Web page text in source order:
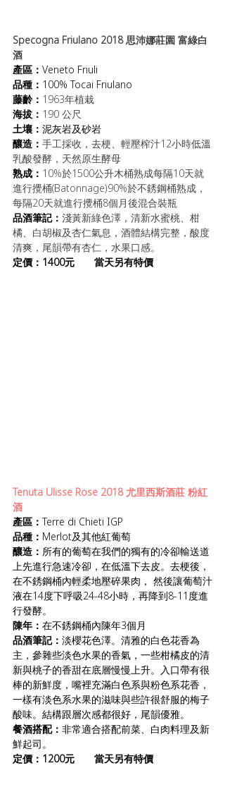
Specogna Friulano 2018 思沛娜莊園 富綠白
酒
產區： Veneto Friuli
品種： 100% Tocai Friulano
藤齡： 1963年植栽
海拔： 190 公尺
土壤： 泥灰岩及砂岩
釀造： 手工採收，去梗、輕壓榨汁12小時低溫
乳酸發酵，天然原生酵母
熟成： 10%於1500公升木桶熟成每隔10天就
進行攪桶(Batonnage)90%於不銹鋼桶熟成，
每隔20天就進行攪桶8個月後混合裝瓶
品酒筆記： 淺黃新綠色澤，清新水蜜桃、柑
橘、白胡椒及杏仁氣息，酒體結構完整，酸度
清爽，尾韻帶有杏仁，水果口感。
定價：1400元       當天另有特價
Tenuta Ulisse Rose 2018 尤里西斯酒莊 粉紅
酒
產區：Terre di Chieti IGP
品種： Merlot及其他紅葡萄
釀造： 所有的葡萄在我們的獨有的冷卻輸送道
上先進行急速冷卻，在低溫下去皮。去梗後，
在不銹鋼桶內輕柔地壓碎果肉， 然後讓葡萄汁
液在14度下呼吸24-48小時，再降到8-11度進
行發酵。
陳年： 在不銹鋼桶內陳年3個月
品酒筆記： 淡櫻花色澤。清雅的白色花香為
主，參雜些淡色水果的香氣，一些柑橘皮的清
新與桃子的香甜在底層慢慢上升。入口帶有很
棒的新鮮度，嘴裡充滿白色系與粉色系花香，
一樣有淡色系水果的滋味與些許很舒服的梅子
酸味。結構跟層次感都很好，尾韻優雅。
餐酒搭配： 非常適合搭配前菜、白肉料理及新
鮮起司。
定價：1200元       當天另有特價